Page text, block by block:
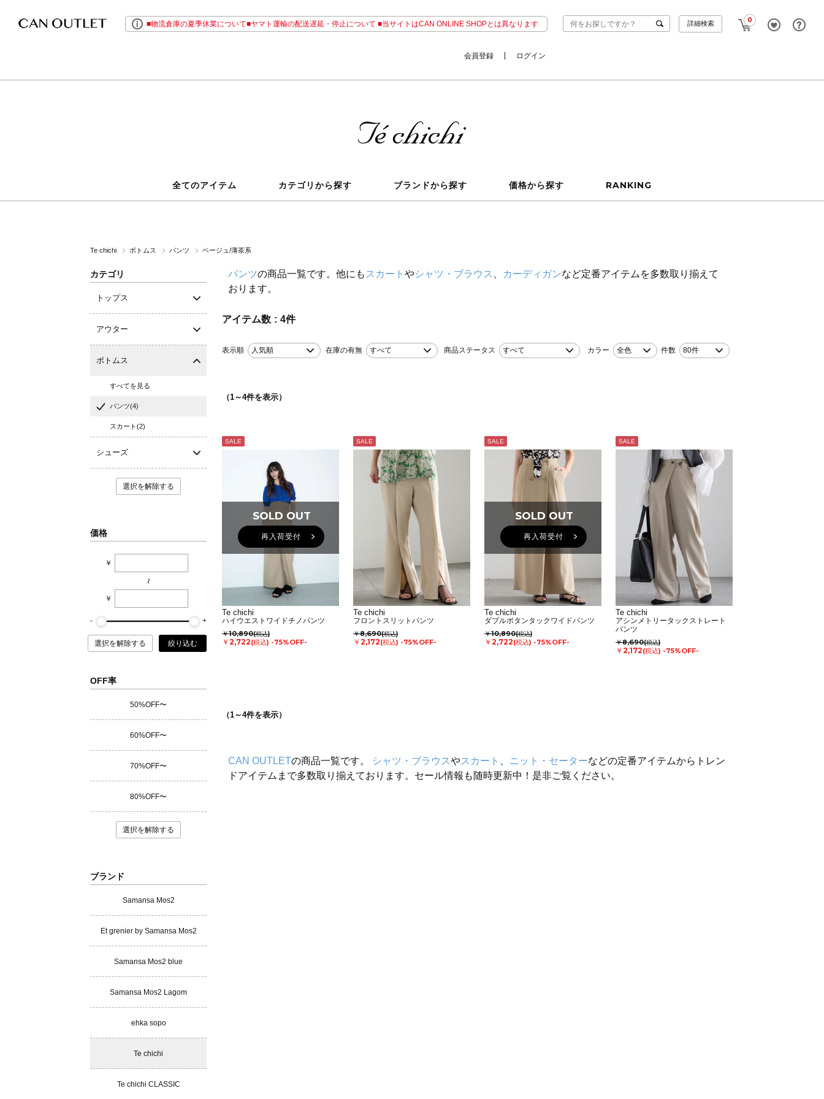
■物流倉庫の夏季休業について■ヤマト運輸の配送遅延・停止について ■当サイトはCAN ONLINE SHOPとは異なります 0
詳細検索
会員登録 ログイン
全てのアイテム カテゴリから探す ブランドから探す 価格から探す RANKING
Te chichi ボトムス パンツ ベージュ/薄茶系
カテゴリ
トップス
アウター
ボトムス
すべてを見る
パンツ(4)
スカート(2)
シューズ
選択を解除する
価格
￥
~
￥
選択を解除する 絞り込む
OFF率
50%OFF〜
60%OFF〜
70%OFF〜
80%OFF〜
選択を解除する
ブランド
Samansa Mos2
Et grenier by Samansa Mos2
Samansa Mos2 blue
Samansa Mos2 Lagom
ehka sopo
Te chichi
Te chichi CLASSIC
パンツの商品一覧です。他にも スカート やシャツ・ブラウス カーディガンなど定番アイテムを多数取り揃えて
おります。
アイテム数 4件
表示順 人気順 在庫の有無 すべて 商品ステータス すべて カラー 全色 件数 80件
（1～4件を表示）
SALE
SOLD OUT
SOLD OUT
再入荷受付
Te chichi
ハイウエストワイドチノパンツ
￥10,890(税込)
￥2,722(税込) -75%OFF-
SALE
Te chichi
フロントスリットパンツ
￥8,690(税込)
￥2,172(税込) -75%OFF-
SALE
SOLD OUT
SOLD OUT
再入荷受付
Te chichi
ダブルボタンタックワイドパンツ
￥10,890(税込)
￥2,722(税込) -75%OFF-
SALE
Te chichi
アシンメトリータックストレート
パンツ
￥8,690(税込)
￥2,172(税込) -75%OFF-
（1～4件を表示）
CAN OUTLETの商品一覧です。 シャツ・ブラウスやスカート ニット・セーターなどの定番アイテムからトレン
ドアイテムまで多数取り揃えております。セール情報も随時更新中！是非ご覧ください。